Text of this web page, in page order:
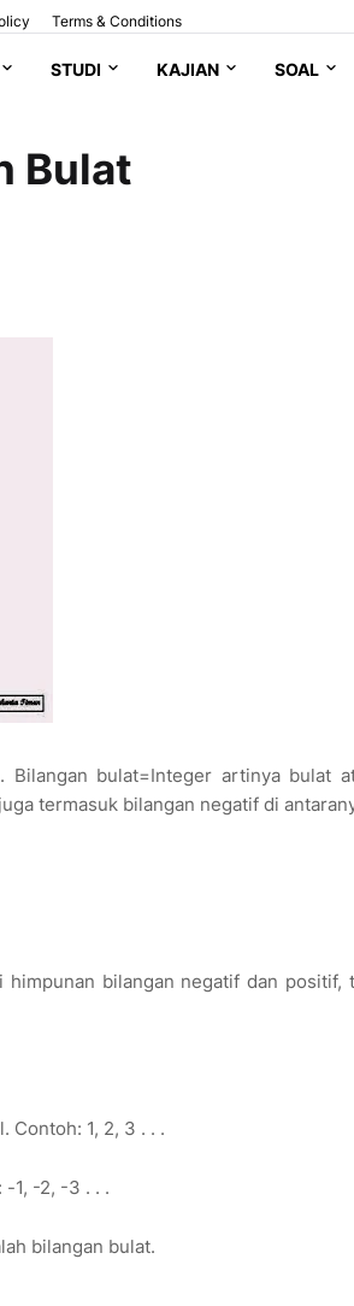
Terms & Conditions
STUDI KAJIAN SOAL
Bulat
Bilangan bulat=Integer artinya bulat
termasuk bilangan negatif di
bilangan negatif dan positif,
Contoh: 1, 2, 3 . . .
1, -2, -3 . . .
bilangan bulat.